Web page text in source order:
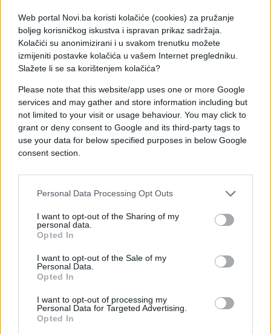
Web portal Novi.ba koristi kolačiće (cookies) za pružanje
boljeg korisničkog iskustva i ispravan prikaz sadržaja.
Kolačići su anonimizirani i u svakom trenutku možete
izmijeniti postavke kolačića u vašem Internet pregledniku.
Slažete li se sa korištenjem kolačića?
Please note that this website/app uses one or more Google
services and may gather and store information including but
not limited to your visit or usage behaviour. You may click to
grant or deny consent to Google and its third-party tags to
use your data for below specified purposes in below Google
consent section.
Personal Data Processing Opt Outs
I want to opt-out of the Sharing of my
personal data.
Opted In
I want to opt-out of the Sale of my
Personal Data.
Opted In
I want to opt-out of processing my
Personal Data for Targeted Advertising.
Opted In
godine, već kapacitet i sposobnost za rad.
Zelenski je u otvorenom pismu ruskom
predsjedniku naveo da bi rat trebalo okončati
direktnim angažovanjem dva lidera, a ne spoljnim
posredovanjem, te pozvao na određivanje datuma
za sastanak.
#putin #Zelenski